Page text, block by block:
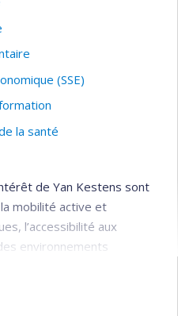
(SSE)
la santé
de Yan Kestens sont
mobilité active et
l’accessibilité aux
environnements
et la santé mentale.
et application d’outils de